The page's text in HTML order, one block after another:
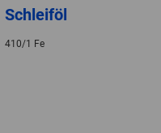
Schleiföl
410/1 Fe